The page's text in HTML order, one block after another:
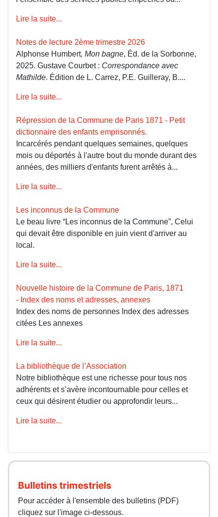
Lire la suite...
Notes de lecture 2ème trimestre 2026
Alphonse Humbert, Mon bagne, Éd. de la Sorbonne,
2025. Gustave Courbet : Correspondance avec
Mathilde. Édition de L. Carrez, P.E. Guilleray, B....
Lire la suite...
Répression de la Commune de Paris 1871 - Petit
dictionnaire des enfants emprisonnés.
Incarcérés pendant quelques semaines, quelques
mois ou déportés à l'autre bout du monde durant des
années, des milliers d'enfants furent arrêtés à...
Lire la suite...
Les inconnus de la Commune
Le beau livre “Les inconnus de la Commune”, Celui
qui devait être disponible en juin vient d'arriver au
local.
Lire la suite...
Nouvelle histoire de la Commune de Paris, 1871
- Index des noms et adresses, annexes
Index des noms de personnes Index des adresses
citées Les annexes
Lire la suite...
La bibliothèque de l’Association
Notre bibliothèque est une richesse pour tous nos
adhérents et s’avère incontournable pour celles et
ceux qui désirent étudier ou approfondir leurs...
Lire la suite...
Bulletins trimestriels
Pour accéder à l'ensemble des bulletins (PDF)
cliquez sur l'image ci-dessous.